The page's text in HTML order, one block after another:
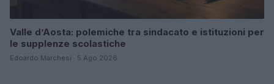
Valle d’Aosta: polemiche tra sindacato e istituzioni per
le supplenze scolastiche
Edoardo Marchesi · 5 Ago 2026